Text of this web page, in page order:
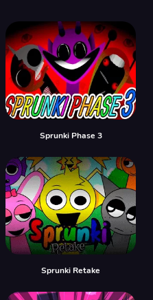
Sprunki Phase 3
Sprunki Retake